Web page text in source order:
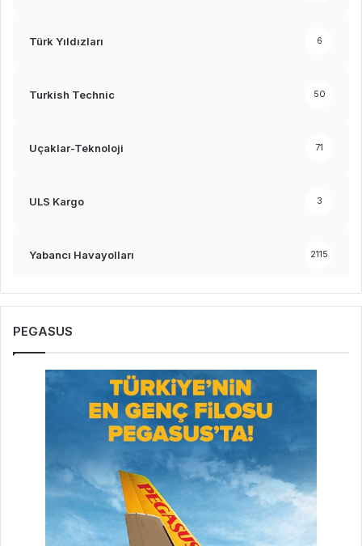
Türk Yıldızları 6
Turkish Technic 50
Uçaklar-Teknoloji 71
ULS Kargo 3
Yabancı Havayolları 2115
PEGASUS